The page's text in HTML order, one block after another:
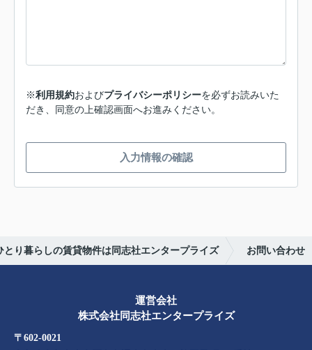
※利用規約およびプライバシーポリシーを必ずお読みいた
だき、同意の上確認画面へお進みください。
入力情報の確認
り暮らしの賃貸物件は同志社エンタープライズ お問い合わせ
運営会社
株式会社同志社エンタープライズ
〒602-0021